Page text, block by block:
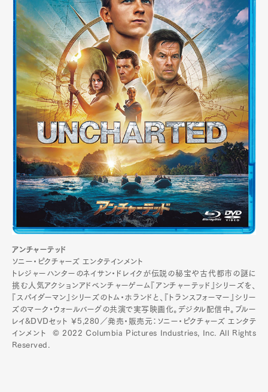
アンチャーテッド
ソニー・ピクチャーズ エンタテインメント
トレジャーハンターのネイサン・ドレイクが伝説の秘宝や古代都市の謎に
挑む人気アクションアドベンチャーゲーム『アンチャーテッド』シリーズを、
『スパイダーマン』シリーズのトム・ホランドと、『トランスフォーマー』シリー
ズのマーク・ウォールバーグの共演で実写映画化。デジタル配信中。ブルー
レイ&DVDセット ￥5,280／発売・販売元：ソニー・ピクチャーズ エンタテ
インメント © 2022 Columbia Pictures Industries, Inc. All Rights
Reserved.